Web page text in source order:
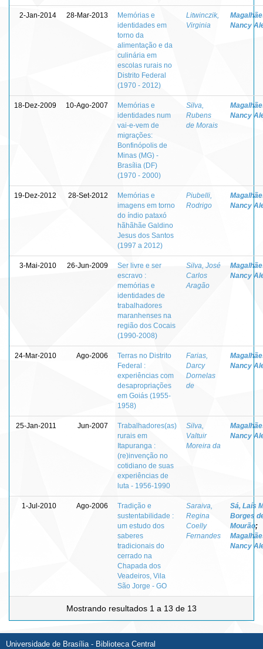
2-Jan-2014 28-Mar-2013
Memórias e
identidades em
torno da
alimentação e da
culinária em
escolas rurais no
Distrito Federal
(1970 - 2012)
Litwinczik,
Virginia
Nancy
18-Dez-2009 10-Ago-2007
Memórias e
identidades num
vai-e-vem de
migrações:
Bonfinópolis de
Minas (MG) -
Brasília (DF)
(1970 - 2000)
Silva,
Rubens
de Morais
Nancy
19-Dez-2012 28-Set-2012
Memórias e
imagens em torno
do índio pataxó
hãhãhãe Galdino
Jesus dos Santos
(1997 a 2012)
Piubelli,
Rodrigo
Nancy
3-Mai-2010 26-Jun-2009
Ser livre e ser
escravo :
memórias e
identidades de
trabalhadores
maranhenses na
região dos Cocais
(1990-2008)
Silva, José
Carlos
Aragão
Nancy
24-Mar-2010 Ago-2006
Terras no Distrito
Federal :
experiências com
desapropriações
em Goiás (1955-
1958)
Farias,
Darcy
Dornelas
de
Nancy
25-Jan-2011 Jun-2007
Trabalhadores(as)
rurais em
Itapuranga :
(re)invenção no
cotidiano de suas
experiências de
luta - 1956-1990
Silva,
Valtuir
Moreira da
Nancy
1-Jul-2010 Ago-2006
Tradição e
sustentabilidade :
um estudo dos
saberes
tradicionais do
cerrado na
Chapada dos
Veadeiros, Vila
São Jorge - GO
Saraiva,
Regina
Coelly
Fernandes
Sá, Laís
Borges
Mourão;
Nancy
Mostrando resultados 1 a 13 de 13
Universidade de Brasília - Biblioteca Central